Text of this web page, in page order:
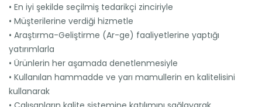
• En iyi şekilde seçilmiş tedarikçi zinciriyle
• Müşterilerine verdiği hizmetle
• Araştırma-Geliştirme (Ar-ge) faaliyetlerine yaptığı
yatırımlarla
• Ürünlerin her aşamada denetlenmesiyle
• Kullanılan hammadde ve yarı mamullerin en kalitelisini
kullanarak